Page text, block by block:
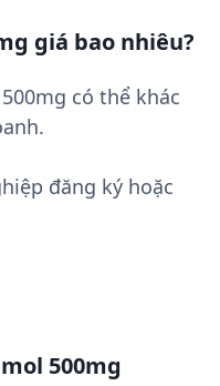
giá bao nhiêu?
có thể khác
đăng ký hoặc
500mg